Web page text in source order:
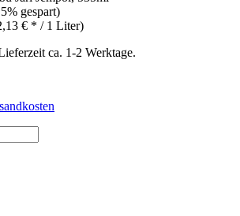
gespart)
€ * / 1 Liter)
ca. 1-2 Werktage.